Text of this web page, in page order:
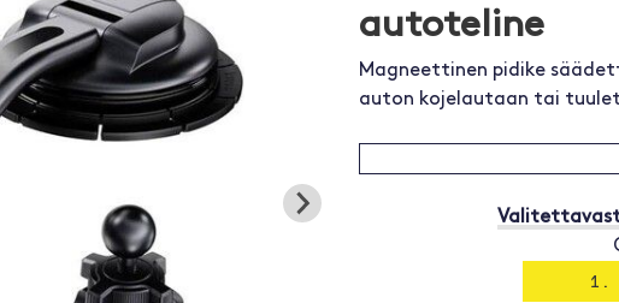
autoteline
Magneettinen pidike
auton kojelautaan tai
1.